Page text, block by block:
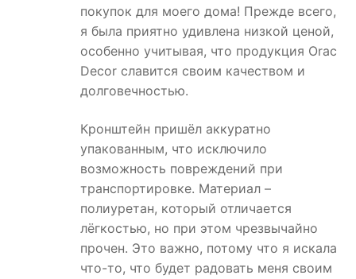
покупок для моего дома! Прежде всего,
я была приятно удивлена низкой ценой,
особенно учитывая, что продукция Orac
Decor славится своим качеством и
долговечностью.
Кронштейн пришёл аккуратно
упакованным, что исключило
возможность повреждений при
транспортировке. Материал –
полиуретан, который отличается
лёгкостью, но при этом чрезвычайно
прочен. Это важно, потому что я искала
что-то, что будет радовать меня своим